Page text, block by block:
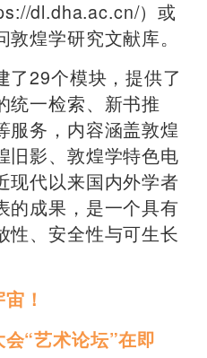
dl.dha.ac.cn/）或
煌学研究文献库。
了29个模块，提供了
统一检索、新书推
服务，内容涵盖敦煌
旧影、敦煌学特色电
现代以来国内外学者
的成果，是一个具有
性、安全性与可生长
！
“艺术论坛”在即